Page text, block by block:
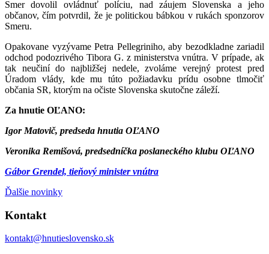
Smer dovolil ovládnuť políciu, nad záujem Slovenska a jeho
občanov, čím potvrdil, že je politickou bábkou v rukách sponzorov
Smeru.
Opakovane vyzývame Petra Pellegriniho, aby bezodkladne zariadil
odchod podozrivého Tibora G. z ministerstva vnútra. V prípade, ak
tak neučiní do najbližšej nedele, zvoláme verejný protest pred
Úradom vlády, kde mu túto požiadavku prídu osobne tlmočiť
občania SR, ktorým na očiste Slovenska skutočne záleží.
Za hnutie OĽANO:
Igor Matovič, predseda hnutia OĽANO
Veronika Remišová, predsedníčka poslaneckého klubu OĽANO
Gábor Grendel, tieňový minister vnútra
Ďalšie novinky
Kontakt
kontakt@hnutieslovensko.sk